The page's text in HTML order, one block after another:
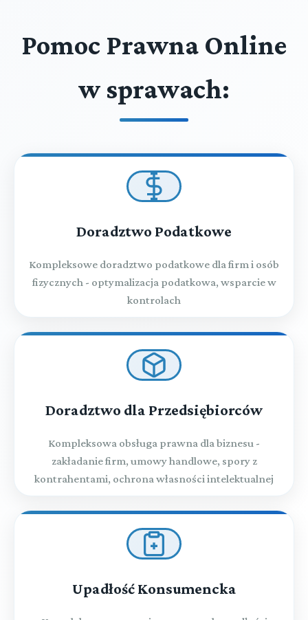
Pomoc Prawna Online
w sprawach:
Doradztwo Podatkowe
Kompleksowe doradztwo podatkowe dla firm i osób
fizycznych - optymalizacja podatkowa, wsparcie w
kontrolach
Doradztwo dla Przedsiębiorców
Kompleksowa obsługa prawna dla biznesu -
zakładanie firm, umowy handlowe, spory z
kontrahentami, ochrona własności intelektualnej
Upadłość Konsumencka